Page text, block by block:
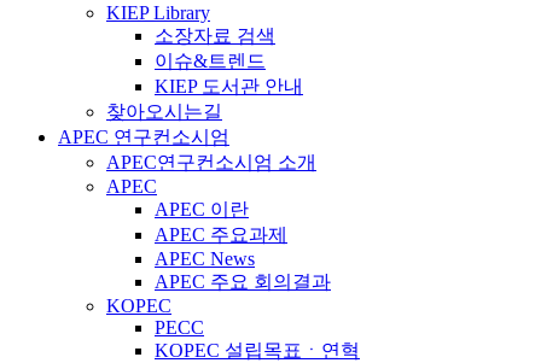
KIEP Library
소장자료 검색
이슈&트렌드
KIEP 도서관 안내
찾아오시는길
APEC 연구컨소시엄
APEC연구컨소시엄 소개
APEC
APEC 이란
APEC 주요과제
APEC News
APEC 주요 회의결과
KOPEC
PECC
KOPEC 설립목표ㆍ연혁